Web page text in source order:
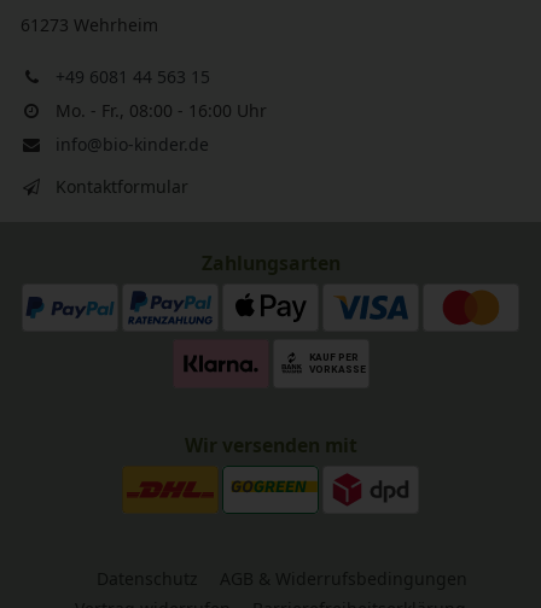
61273 Wehrheim
+49 6081 44 563 15
Mo. - Fr., 08:00 - 16:00 Uhr
info@bio-kinder.de
Kontaktformular
Zahlungsarten
Wir versenden mit